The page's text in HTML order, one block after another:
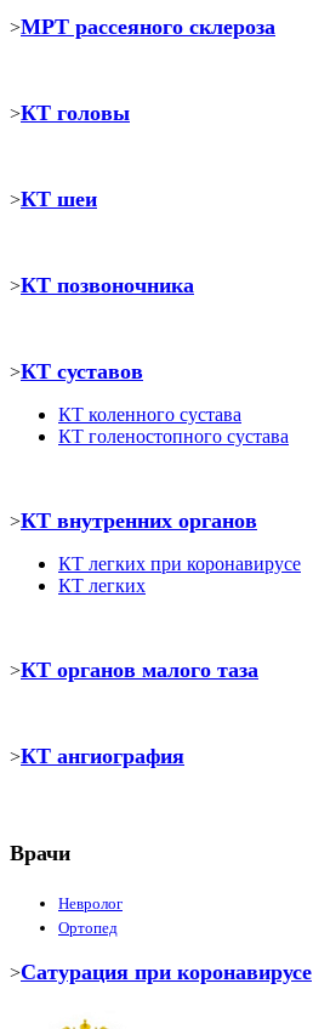
>МРТ рассеяного склероза
>КТ головы
>КТ шеи
>КТ позвоночника
>КТ суставов
КТ коленного сустава
КТ голеностопного сустава
>КТ внутренних органов
КТ легких при коронавирусе
КТ легких
>КТ органов малого таза
>КТ ангиография
Врачи
Невролог
Ортопед
>Сатурация при коронавирусе